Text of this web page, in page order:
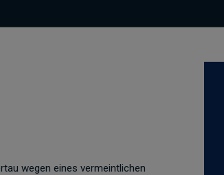
wegen eines vermeintlichen